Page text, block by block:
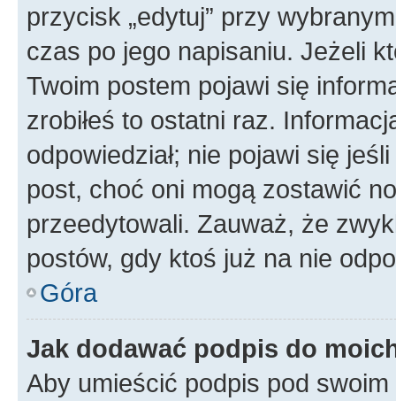
przycisk „edytuj” przy
czas po jego napisaniu. Jeżeli
Twoim postem pojawi się
zrobiłeś to ostatni raz.
odpowiedział; nie pojawi się
post, choć oni mogą zostawić
przeedytowali. Zauważ, że
postów, gdy ktoś już na nie
Góra
Jak dodawać podpis do
Aby umieścić podpis pod